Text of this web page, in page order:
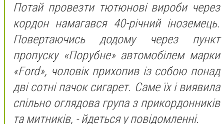
Потай провезти тютюнові вироби через
кордон намагався 40-річний іноземець.
Повертаючись додому через пункт
пропуску «Порубне» автомобілем марки
«Ford», чоловік прихопив із собою понад
дві сотні пачок сигарет. Саме їх і виявила
спільно оглядова група з прикордонників
та митників, - йдеться у повідомленні.